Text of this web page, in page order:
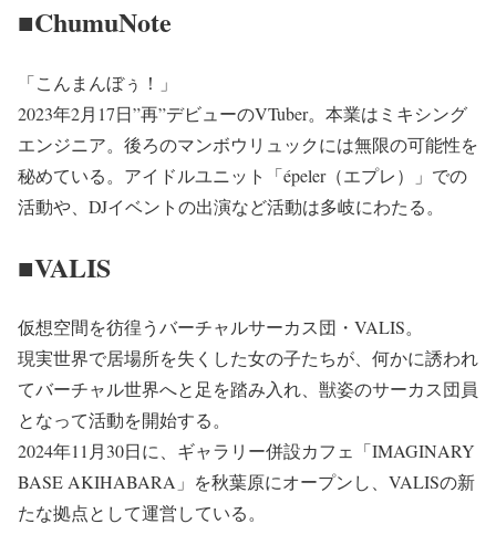
■ChumuNote
「こんまんぼぅ！」
2023年2月17日”再”デビューのVTuber。本業はミキシング
エンジニア。後ろのマンボウリュックには無限の可能性を
秘めている。アイドルユニット「épeler（エプレ）」での
活動や、DJイベントの出演など活動は多岐にわたる。
■VALIS
仮想空間を彷徨うバーチャルサーカス団・VALIS。
現実世界で居場所を失くした女の子たちが、何かに誘われ
てバーチャル世界へと足を踏み入れ、獣姿のサーカス団員
となって活動を開始する。
2024年11月30日に、ギャラリー併設カフェ「IMAGINARY
BASE AKIHABARA」を秋葉原にオープンし、VALISの新
たな拠点として運営している。